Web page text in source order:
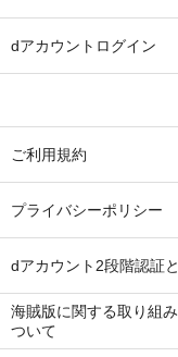
dアカウントログイン
ご利用規約
プライバシーポリシー
dアカウント2段階認証
海賊版に関する取り組
ついて